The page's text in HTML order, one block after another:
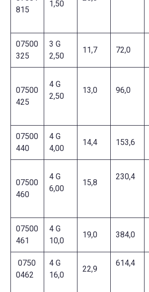
815
1,50
07500
325
3 G
2,50
11,7 72,0
07500
425
4 G
2,50
13,0 96,0
07500
440
4 G
4,00
14,4 153,6
07500
460
4 G
6,00
15,8
230,4
07500
461
4 G
10,0
19,0 384,0
0750
0462
4 G
16,0
22,9
614,4